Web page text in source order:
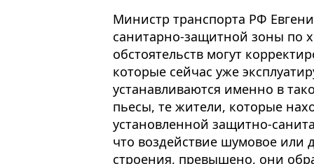
Министр транспорта РФ
санитарно-защитной зоны по
обстоятельств могут
которые сейчас уже
устанавливаются именно в
пьесы, те жители, которые
установленной защитно-
что воздействие шумовое или
строения, превышено, они